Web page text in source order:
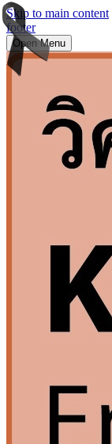
Skip to main content
footer
Open Menu